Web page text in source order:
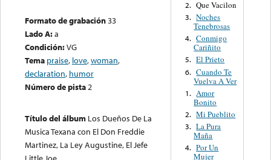
Formato de grabación33
Lado A:a
Condición:VG
Tema praise, love,woman,
declaration, humor
Número de pista2
Título del álbum Los Dueños De La
Musica Texana con El Don Freddie
Martinez, La Ley Augustine, El Jefe
2. Que Vacilon
3. Noches
Tenebrosas
4. Conmigo
Cariñito
5. El Prieto
6. Cuando Te
Vuelva A Ver
1. Amor
Bonito
2. Mi Pueblito
3. La Pura
Maña
4. Por Un
Mujer